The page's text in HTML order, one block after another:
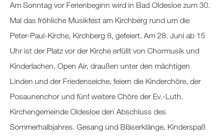
Am Sonntag vor Ferienbeginn wird in Bad Oldesloe zum 30.
Mal das fröhliche Musikfest am Kirchberg rund um die
Peter-Paul-Kirche, Kirchberg 8, gefeiert. Am 28. Juni ab 15
Uhr ist der Platz vor der Kirche erfüllt von Chormusik und
Kinderlachen. Open Air, draußen unter den mächtigen
Linden und der Friedenseiche, feiern die Kinderchöre, der
Posaunenchor und fünf weitere Chöre der Ev.-Luth.
Kirchengemeinde Oldesloe den Abschluss des
Sommerhalbjahres. Gesang und Bläserklänge, Kinderspaß